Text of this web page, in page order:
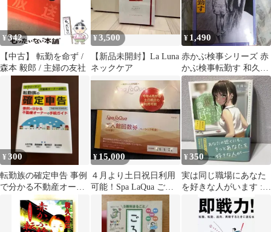
¥342
【中古】 転勤を命ず /
森本 毅郎 / 主婦の友社
¥3,500
【新品未開封】La Luna
ネックケア
¥ 1,490
赤かぶ検事シリーズ 赤
かぶ検事転勤す 和久峻
三著
¥300
転勤族の確定申告 事例
で分かる不動産オーナ
ーの手続ガイド
¥ 15,000
４月より土日祝日利用
可能！Spa LaQua ご入
館回数券 5枚綴り
¥350
実は同じ職場にあなた
を好きな人がいます :
転勤先は美女だけの営
業所!?